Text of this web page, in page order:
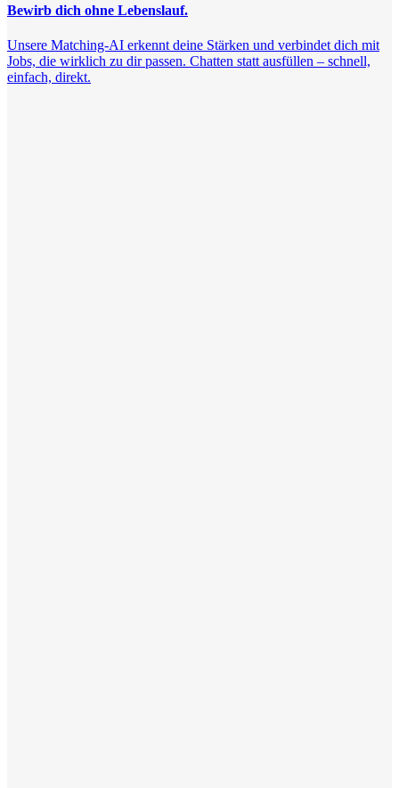
Bewirb dich ohne Lebenslauf.
Unsere Matching-AI erkennt deine Stärken und verbindet dich mit
Jobs, die wirklich zu dir passen. Chatten statt ausfüllen – schnell,
einfach, direkt.